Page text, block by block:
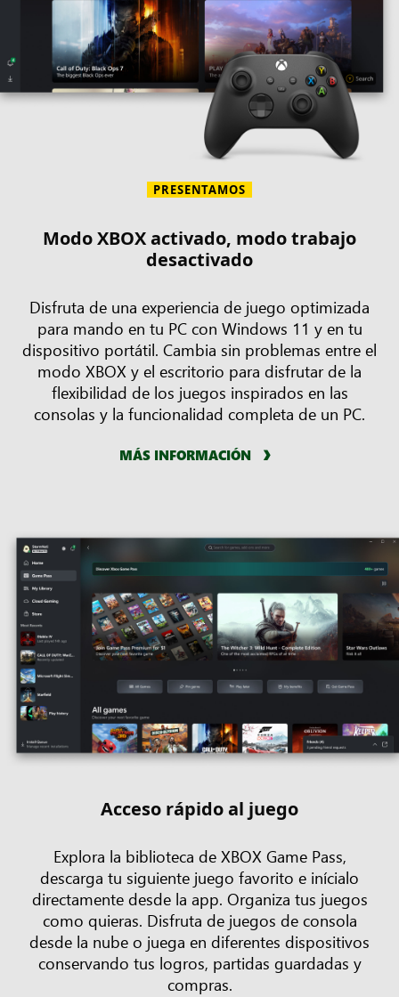
PRESENTAMOS
Modo XBOX activado, modo trabajo
desactivado
Disfruta de una experiencia de juego optimizada
para mando en tu PC con Windows 11 y en tu
dispositivo portátil. Cambia sin problemas entre el
modo XBOX y el escritorio para disfrutar de la
flexibilidad de los juegos inspirados en las
consolas y la funcionalidad completa de un PC.
MÁS INFORMACIÓN
Acceso rápido al juego
Explora la biblioteca de XBOX Game Pass,
descarga tu siguiente juego favorito e inícialo
directamente desde la app. Organiza tus juegos
como quieras. Disfruta de juegos de consola
desde la nube o juega en diferentes dispositivos
conservando tus logros, partidas guardadas y
compras.